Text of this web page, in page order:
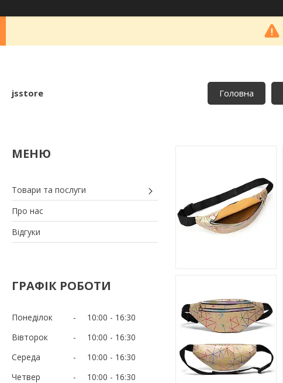
jsstore Головна
Товари та послуги
Про нас
Відгуки
ГРАФІК РОБОТИ
Понеділок 10:00
16:30
Вівторок
10:00
16:30
Середа
10:00
16:30
Четвер
10:00
16:30